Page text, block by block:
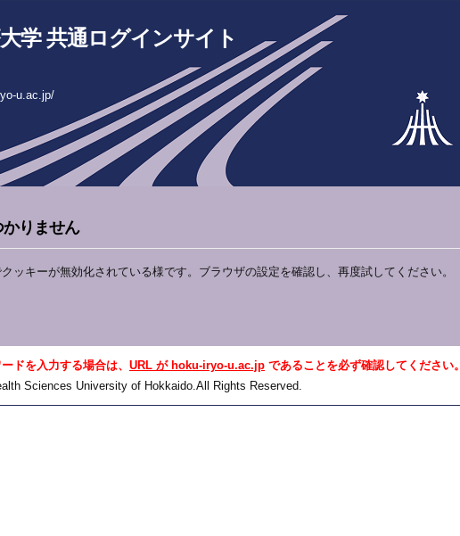
学 共通ログインサイト
u.ac.jp/
りません
ッキーが無効化されている様です。ブラウザの設定を確認し、再度試してください。
ドを入力する場合は、 URL が hoku-iryo-u.ac.jp であることを必ず確認してください。
Sciences University of Hokkaido.All Rights Reserved.